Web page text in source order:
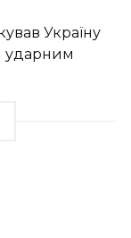
Україну
ударним